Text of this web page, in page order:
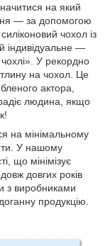
на який
— за допомогою
чохол із
індивідуальне —
У рекордно
на чохол. Це
актора,
людина, якщо
на мінімальному
У нашому
що мінімізує
довгих років
з виробниками
продукцію.